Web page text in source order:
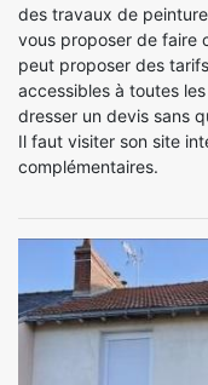
des travaux de
vous proposer de faire
peut proposer des
accessibles à toutes
dresser un devis sans
Il faut visiter son site
complémentaires.